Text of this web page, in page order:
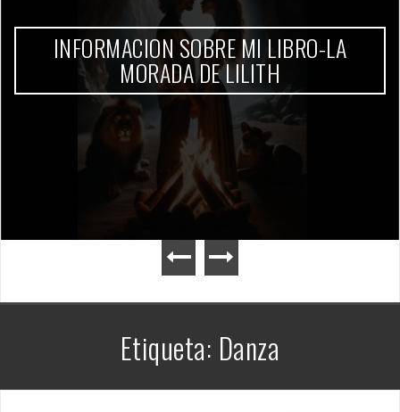
BENEFICIOS DEL ESTADO CLOWN Y
PRÁCTICA DEL MÉTODO PRINCIPIARTE
Etiqueta:Danza